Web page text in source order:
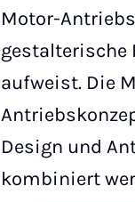
Motor-
gestalterische
aufweist. Die
Design und
kombiniert